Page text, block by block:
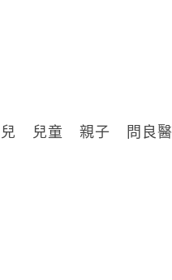
兒童 親子 問良醫